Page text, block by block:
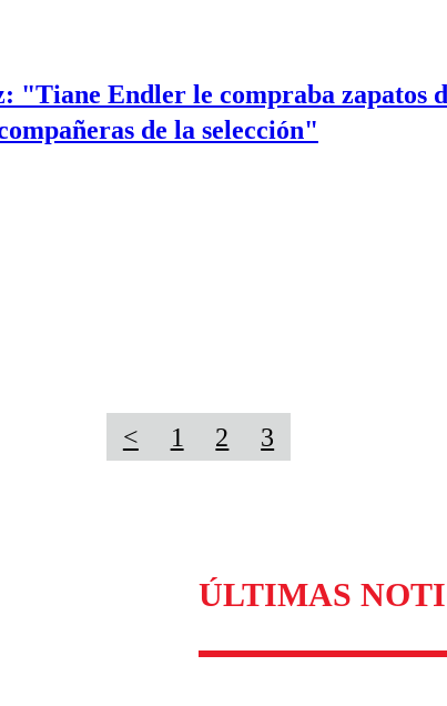
"Tiane Endler le compraba zapatos
de la selección"
< 1 2 3
ÚLTIMAS